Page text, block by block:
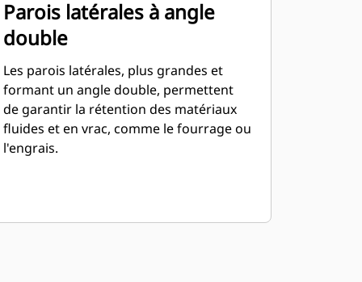
Parois latérales à angle
double
Les parois latérales, plus grandes et
formant un angle double, permettent
de garantir la rétention des matériaux
fluides et en vrac, comme le fourrage ou
l'engrais.